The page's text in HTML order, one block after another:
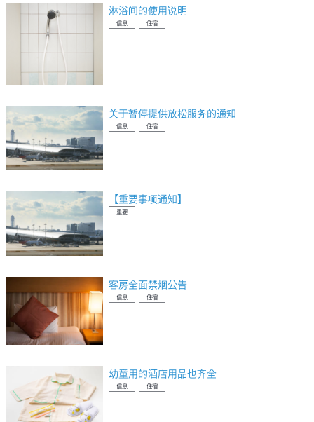
淋浴间的使用说明
信息 住宿
关于暂停提供放松服务的通知
信息 住宿
【重要事项通知】
重要
客房全面禁烟公告
信息 住宿
幼童用的酒店用品也齐全
信息 住宿